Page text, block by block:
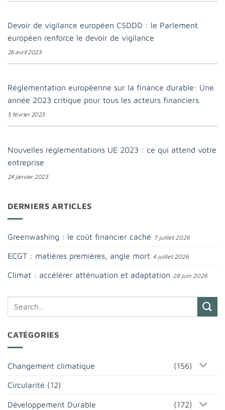
Devoir de vigilance européen CSDDD : le Parlement
européen renforce le devoir de vigilance
26 avril 2023
Réglementation européenne sur la finance durable: Une
année 2023 critique pour tous les acteurs financiers
5 février 2023
Nouvelles réglementations UE 2023 : ce qui attend votre
entreprise
24 janvier 2023
DERNIERS ARTICLES
Greenwashing : le coût financier caché 7 juillet 2026
ECGT : matières premières, angle mort 4 juillet 2026
Climat : accélérer atténuation et adaptation 28 juin 2026
CATÉGORIES
Changement climatique (156)
Circularité (12)
Développement Durable (172)